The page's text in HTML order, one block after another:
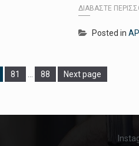
ΔΙΑΒΆΣΤΕ
Posted in
Page
81 Page
88 Next page